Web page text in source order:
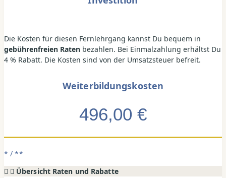
Die Kosten für diesen Fernlehrgang kannst Du bequem in
gebührenfreien Raten bezahlen. Bei Einmalzahlung erhältst Du
4 % Rabatt. Die Kosten sind von der Umsatzsteuer befreit.
Weiterbildungskosten
496,00 €
* / **
Übersicht Raten und Rabatte